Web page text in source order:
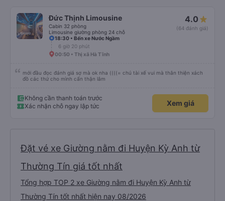
Đức Thịnh Limousine
Cabin 32 phòng
Limousine giường phòng 24 chỗ
4.0
(64 đánh giá)
18:30 • Bến xe Nước Ngầm
6 giờ 20 phút
00:50 • Thị xã Hà Tĩnh
mới đầu đọc đánh giá sợ mà ok nha ((((= chú tài xế vui mà thân thiện xách
đồ các thứ cho mình cẩn thận lắm
Không cần thanh toán trước
Xác nhận chỗ ngay lập tức
Xem giá
Đặt vé xe Giường nằm đi Huyện Kỳ Anh từ
Thường Tín giá tốt nhất
Tổng hợp TOP 2 xe Giường nằm đi Huyện Kỳ Anh từ
Thường Tín tốt nhất hiện nay 08/2026